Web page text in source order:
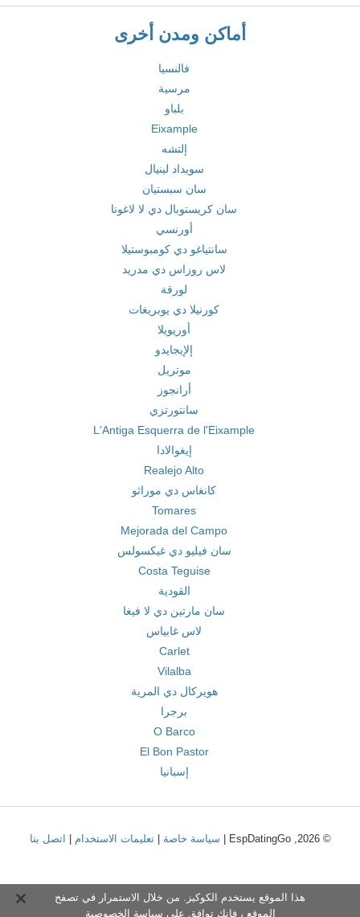
أماكن ومدن أخرى
فالنسيا
مرسية
بلباو
Eixample
إلتشه
سويداد لينيال
سان سبستيان
سان كريستوبال دي لا لاغونا
أورنسي
سانتياغو دي كومبوستيلا
لاس روزاس دي مدريد
لورقة
كورنيلا دي يوبريغات
أوريويلا
إلإيجايدو
موتريل
أرانجوز
سانتورتزي
L'Antiga Esquerra de l'Eixample
إيغوالادا
Realejo Alto
كانغاس دي موراثو
Tomares
Mejorada del Campo
سان فيليو دي غيكسولس
Costa Teguise
القودية
سان مارتين دي لا فيغا
لاس غابياس
Carlet
Vilalba
هويركال دي المرية
برجرا
O Barco
El Bon Pastor
إسبانيا
© 2026, EspDatingGo | سياسة خاصة |تعليمات الاستخدام اتصل بنا
هذا الموقع يستخدم الكوكيز. من خلال الاستمرار في تصفح
الموقع ، فإنك توافق على سياسة الخصوصية